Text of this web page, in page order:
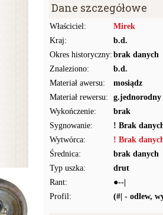
Dane szczegółowe
Właściciel:
Mirek
Kraj:
b.d.
Okres historyczny: brak danych
Znaleziono:
b.d.
Materiał awersu:
mosiądz
Materiał rewersu:
g.jednorodny
Wykończenie:
brak
Sygnowanie:
! Brak
Wytwórca:
! Brak
Średnica:
brak danych
Typ uszka:
drut
Rant:
●--|
Profil:
(#| - odlew,